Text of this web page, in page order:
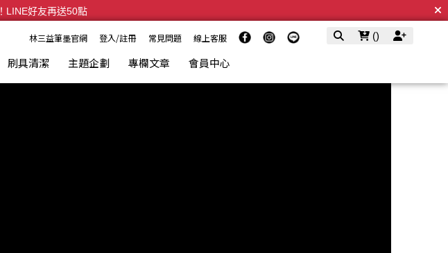
LINE好友再送50點
3~5日內出貨
林三益筆墨官網 登入/註冊 常見問題 線上客服 ()
刷具清潔 主題企劃 專欄文章 會員中心